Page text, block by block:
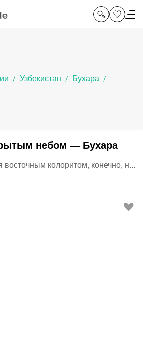
/ Узбекистан / Бухара /
небом — Бухара
восточным колоритом, конечно, н...